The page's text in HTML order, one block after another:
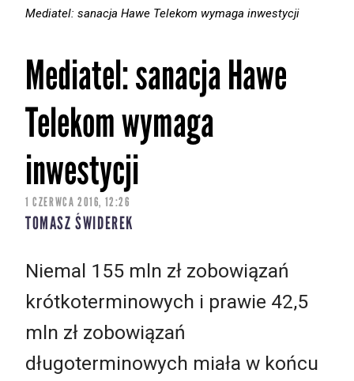
Mediatel: sanacja Hawe Telekom wymaga inwestycji
Mediatel: sanacja Hawe
Telekom wymaga
inwestycji
1 CZERWCA 2016, 12:26
TOMASZ ŚWIDEREK
Niemal 155 mln zł zobowiązań
krótkoterminowych i prawie 42,5
mln zł zobowiązań
długoterminowych miała w końcu